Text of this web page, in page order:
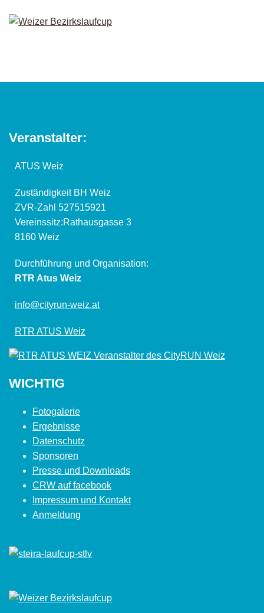
Veranstalter:
ATUS Weiz
Zuständigkeit BH Weiz
ZVR-Zahl 527515921
Vereinssitz:Rathausgasse 3
8160 Weiz
Durchführung und Organisation:
RTR Atus Weiz
info@cityrun-weiz.at
RTR ATUS Weiz
WICHTIG
Fotogalerie
Ergebnisse
Datenschutz
Sponsoren
Presse und Downloads
CRW auf facebook
Impressum und Kontakt
Anmeldung